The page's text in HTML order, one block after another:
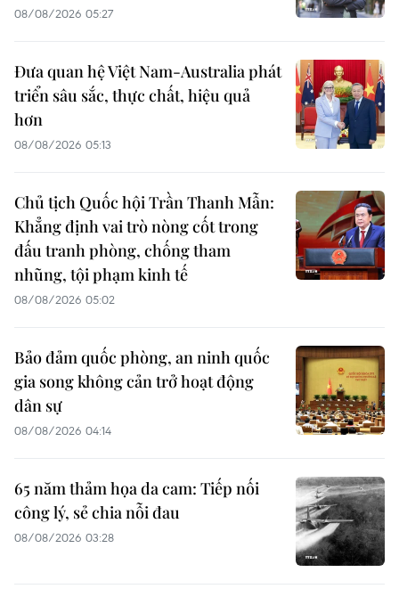
08/08/2026 05:27
Đưa quan hệ Việt Nam-Australia phát
triển sâu sắc, thực chất, hiệu quả
hơn
08/08/2026 05:13
Chủ tịch Quốc hội Trần Thanh Mẫn:
Khẳng định vai trò nòng cốt trong
đấu tranh phòng, chống tham
nhũng, tội phạm kinh tế
08/08/2026 05:02
Bảo đảm quốc phòng, an ninh quốc
gia song không cản trở hoạt động
dân sự
08/08/2026 04:14
65 năm thảm họa da cam: Tiếp nối
công lý, sẻ chia nỗi đau
08/08/2026 03:28